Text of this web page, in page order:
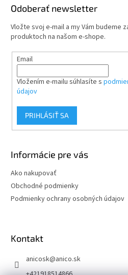
Odoberať newsletter
Vložte svoj e-mail a my Vám budeme
produktoch na našom e-shope.
Email
Vložením e-mailu súhlasíte s
údajov
PRIHLÁSIŤ SA
Informácie pre vás
Ako nakupovať
Obchodné podmienky
Podmienky ochrany osobných údajov
Kontakt
anicosk@anico.sk